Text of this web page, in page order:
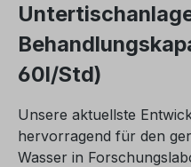
60l/Std)
Unsere aktuellste
hervorragend für den
Wasser in